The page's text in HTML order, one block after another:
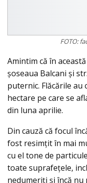
FOTO:
Amintim că în
șoseaua Balcani și
puternic. Flăcările
hectare pe care se
din luna aprilie.
Din cauză că focul
fost resimţit în mai
cu el tone de
toate suprafeţele,
nedumeriţi şi încă nu